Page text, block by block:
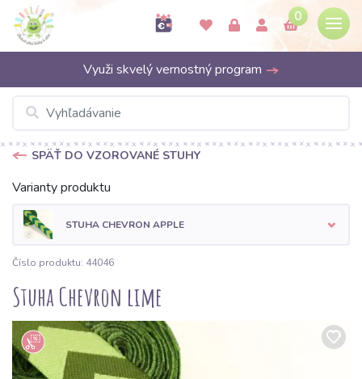
0
Využi skvelý vernostný program
SPÄŤ DO VZOROVANÉ STUHY
Varianty produktu
STUHA CHEVRON APPLE
Číslo produktu: 44046
Stuha Chevron lime